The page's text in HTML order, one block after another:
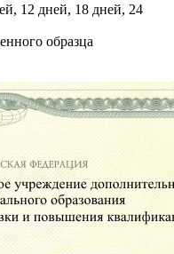
12 дней, 18 дней, 24
образца